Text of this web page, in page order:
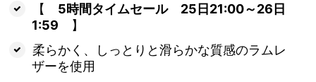
【 5時間タイムセール 25日21:00～26日
1:59 】
柔らかく、しっとりと滑らかな質感のラムレ
ザーを使用